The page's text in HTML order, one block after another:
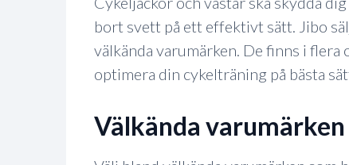
bort svett på ett effektivt sätt. Jibo
välkända varumärken. De finns i
optimera din cykelträning på bästa
välkända varumärken